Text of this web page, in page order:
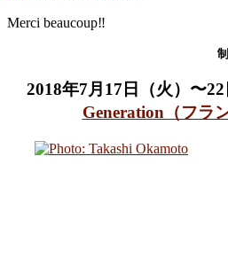
Merci beaucoup‼︎
2018年7月17日（火）〜22
Generation（フラ